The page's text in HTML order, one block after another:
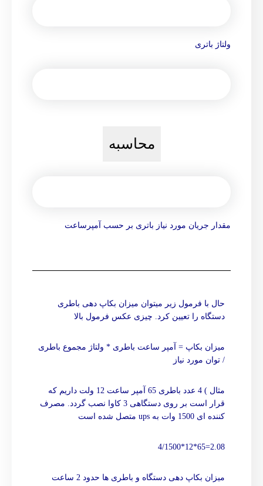
ولتاژ باتری
محاسبه
مقدار جریان مورد نیاز باتری بر حسب آمپرساعت
حال با فرمول زیر میتوان میزان بکاپ دهی باطری
دستگاه را تعیین کرد. چیزی عکس فرمول بالا
میزان بکاپ = آمپر ساعت باطری * ولتاژ مجموع باطری
/ توان مورد نیاز
مثال ) 4 عدد باطری 65 آمپر ساعت 12 ولت داریم که
قرار است بر روی دستگاهی 3 کاوا نصب گردد. مصرف
کننده ای 1500 وات به ups متصل شده است
2.08=65*12*4/1500
میزان بکاپ دهی دستگاه و باطری ها حدود 2 ساعت